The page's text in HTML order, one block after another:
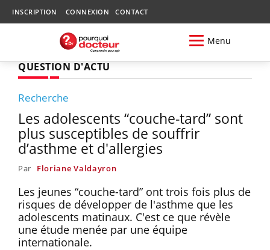
INSCRIPTION CONNEXION CONTACT
Menu
QUESTION D'ACTU
Recherche
Les adolescents “couche-tard” sont
plus susceptibles de souffrir
d’asthme et d'allergies
Par Floriane Valdayron
Les jeunes “couche-tard” ont trois fois plus de
risques de développer de l'asthme que les
adolescents matinaux. C'est ce que révèle
une étude menée par une équipe
internationale.